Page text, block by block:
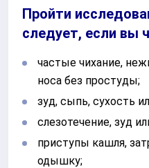
Пройти
следует, если вы
частые чихание,
носа без простуды;
зуд, сыпь, сухость
слезотечение, зуд
приступы кашля,
одышку;